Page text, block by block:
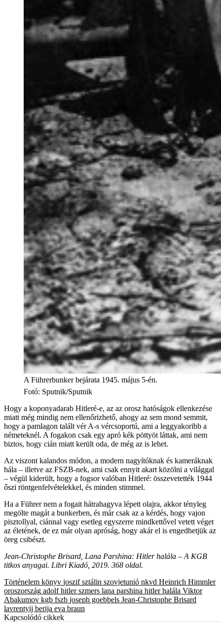
A Führerbunker bejárata 1945. május 5-én.
Fotó: Sputnik/Sputnik
Hogy a koponyadarab Hitleré-e, az az orosz hatóságok ellenkezése
miatt még mindig nem ellenőrizhető, ahogy az sem mond semmit,
hogy a pamlagon talált vér A-s vércsoportú, ami a leggyakoribb a
németeknél. A fogakon csak egy apró kék pöttyöt láttak, ami nem
biztos, hogy cián miatt került oda, de még az is lehet.
Az viszont kalandos módon, a modern nagyítóknak és kameráknak
hála – illetve az FSZB-nek, ami csak ennyit akart közölni a világgal
– végül kiderült, hogy a fogsor valóban Hitleré: összevetették 1944
őszi röntgenfelvételekkel, és minden stimmel.
Ha a Führer nem a fogait hátrahagyva lépett olajra, akkor tényleg
megölte magát a bunkerben, és már csak az a kérdés, hogy vajon
pisztollyal, ciánnal vagy esetleg egyszerre mindkettővel vetett véget
az életének, de ez már olyan apróság, hogy akár el is engedhetjük az
öreg csibészt.
Jean-Christophe Brisard, Lana Parshina: Hitler halála – A KGB
titkos anyagai. Libri Kiadó, 2019. 368 oldal.
Történelem könyv joszif sztálin szovjetunió nkvd Heinrich Himmler
oroszország adolf hitler szmers lana parshina hitler halála Viktor
Abakumov kgb fszb joseph goebbels Jean-Christophe Brisard
lavrentyij berija eva braun
Kapcsolódó cikkek